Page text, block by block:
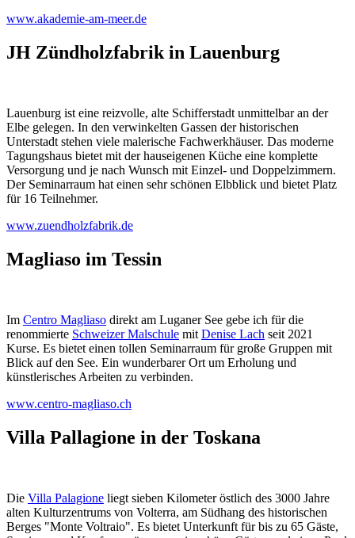
www.akademie-am-meer.de
JH Zündholzfabrik in Lauenburg
Lauenburg ist eine reizvolle, alte Schifferstadt unmittelbar an der
Elbe gelegen. In den verwinkelten Gassen der historischen
Unterstadt stehen viele malerische Fachwerkhäuser. Das moderne
Tagungshaus bietet mit der hauseigenen Küche eine komplette
Versorgung und je nach Wunsch mit Einzel- und Doppelzimmern.
Der Seminarraum hat einen sehr schönen Elbblick und bietet Platz
für 16 Teilnehmer.
www.zuendholzfabrik.de
Magliaso im Tessin
Im Centro Magliaso direkt am Luganer See gebe ich für die
renommierte Schweizer Malschule mit Denise Lach seit 2021
Kurse. Es bietet einen tollen Seminarraum für große Gruppen mit
Blick auf den See. Ein wunderbarer Ort um Erholung und
künstlerisches Arbeiten zu verbinden.
www.centro-magliaso.ch
Villa Pallagione in der Toskana
Die Villa Palagione liegt sieben Kilometer östlich des 3000 Jahre
alten Kulturzentrums von Volterra, am Südhang des historischen
Berges "Monte Voltraio". Es bietet Unterkunft für bis zu 65 Gäste,